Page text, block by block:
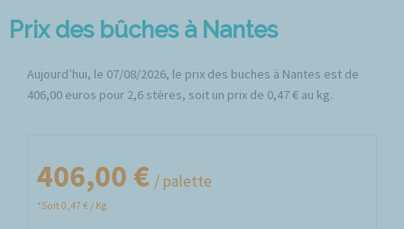
Prix des bûches à Nantes
Aujourd’hui, le 07/08/2026, le prix des buches à Nantes est de
406,00 euros pour 2,6 stères, soit un prix de 0,47 € au kg.
406,00 € / palette
*Soit 0,47 € / Kg